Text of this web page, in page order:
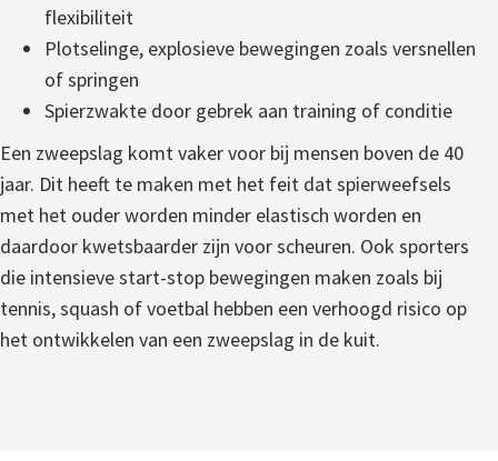
flexibiliteit
Plotselinge, explosieve bewegingen zoals versnellen
of springen
Spierzwakte door gebrek aan training of conditie
Een zweepslag komt vaker voor bij mensen boven de 40
jaar. Dit heeft te maken met het feit dat spierweefsels
met het ouder worden minder elastisch worden en
daardoor kwetsbaarder zijn voor scheuren. Ook sporters
die intensieve start-stop bewegingen maken zoals bij
tennis, squash of voetbal hebben een verhoogd risico op
het ontwikkelen van een zweepslag in de kuit.